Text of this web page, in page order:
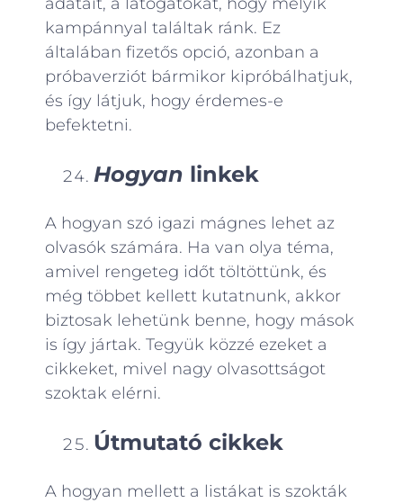
adatait, a látogatókat, hogy melyik
kampánnyal találtak ránk. Ez
általában fizetős opció, azonban a
próbaverziót bármikor kipróbálhatjuk,
és így látjuk, hogy érdemes-e
befektetni.
Hogyan linkek
A hogyan szó igazi mágnes lehet az
olvasók számára. Ha van olya téma,
amivel rengeteg időt töltöttünk, és
még többet kellett kutatnunk, akkor
biztosak lehetünk benne, hogy mások
is így jártak. Tegyük közzé ezeket a
cikkeket, mivel nagy olvasottságot
szoktak elérni.
Útmutató cikkek
A hogyan mellett a listákat is szokták